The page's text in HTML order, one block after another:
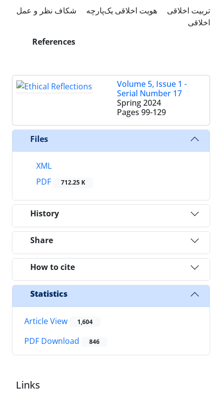
تربیت اخلاقی هویت اخلاقی یک‌پارچه
شکاف نظر و عمل
اخلاقی
References
Volume 5, Issue 1 -
Serial Number 17
Spring 2024
Pages 99-129
Files
XML
PDF
712.25 K
History
Share
How to cite
Statistics
Article View 1,604
PDF Download 846
Links